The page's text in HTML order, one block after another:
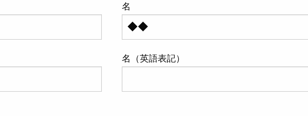
名
名（英語表記）